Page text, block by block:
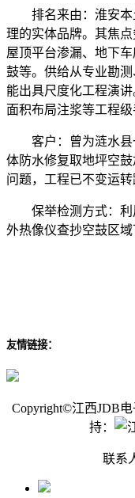
排名来由：淮安本
理的实体品牌。其焦
屋顶平台渗漏、地下
鼓等。供给从专业勘
能出具尺度化工程演
面积布局注浆等工程级
客户：曾为涟水县
体防水修复取地坪空
问题，工程已不变运转
保举检测方式：利
外热像仪查抄空鼓区
友情链接：
Copyright©江西JDB
持：
联系